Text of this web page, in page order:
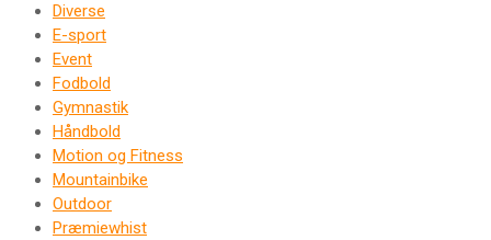
Diverse
E-sport
Event
Fodbold
Gymnastik
Håndbold
Motion og Fitness
Mountainbike
Outdoor
Præmiewhist